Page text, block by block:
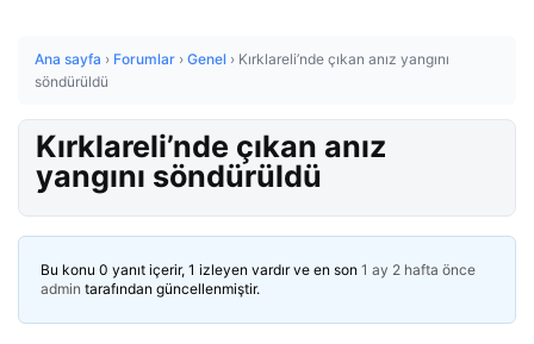
Ana sayfa › Forumlar › Genel › Kırklareli’nde çıkan anız yangını
söndürüldü
Kırklareli’nde çıkan anız
yangını söndürüldü
Bu konu 0 yanıt içerir, 1 izleyen vardır ve en son 1 ay 2 hafta önce
admin tarafından güncellenmiştir.